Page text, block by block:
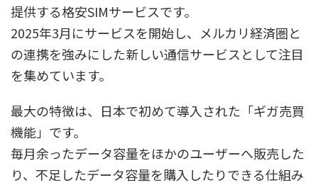
提供する格安SIMサービスです。
2025年3月にサービスを開始し、メルカリ経済圏と
の連携を強みにした新しい通信サービスとして注目
を集めています。
最大の特徴は、日本で初めて導入された「ギガ売買
機能」です。
毎月余ったデータ容量をほかのユーザーへ販売した
り、不足したデータ容量を購入したりできる仕組み